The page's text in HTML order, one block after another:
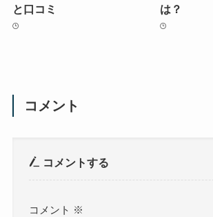
と口コミ
は？
コメント
コメントする
コメント ※